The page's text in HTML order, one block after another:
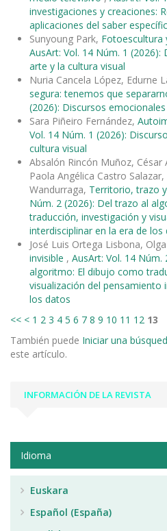
investigaciones y creaciones:
aplicaciones del saber
Sunyoung Park, Fotoescultura
AusArt: Vol. 14 Núm. 1
arte y la cultura visual
Nuria Cancela López, Edurne
segura: tenemos que
(2026): Discursos
Sara Piñeiro Fernández,
Vol. 14 Núm. 1 (2026):
cultura visual
Absalón Rincón Muñoz,
Paola Angélica Castro
Wandurraga, Territorio, trazo
Núm. 2 (2026): Del trazo al
traducción, investigación y
interdisciplinar en la era de los
José Luis Ortega Lisbona,
invisible , AusArt: Vol. 14
algoritmo: El dibujo como
visualización del pensamiento
los datos
<< < 1 2 3 4 5 6 7 8 9 10 11 12 13
También puede Iniciar una
este artículo.
INFORMACIÓN DE LA REVISTA
Idioma
Euskara
Español (España)